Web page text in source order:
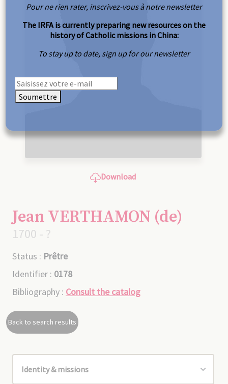
Download
Jean VERTHAMON (de)
1700 - ?
Status : Prêtre
Identifier : 0178
Bibliography : Consult the catalog
Back to search results
Pour ne rien rater, inscrivez-vous à notre newsletter
The IRFA is currently preparing new resources on the
history of Catholic missions in China:
To stay up to date, sign up for our newsletter
Soumettre